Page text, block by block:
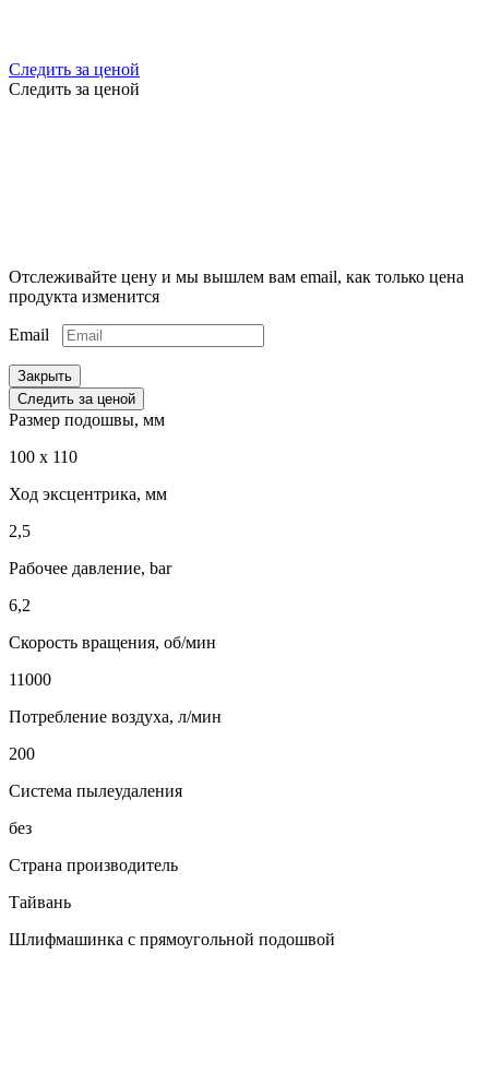
Следить за ценой
Следить за ценой
Отслеживайте цену и мы вышлем вам email, как только цена
продукта изменится
Email
Закрыть
Следить за ценой
Размер подошвы, мм
100 х 110
Ход эксцентрика, мм
2,5
Рабочее давление, bar
6,2
Скорость вращения, об/мин
11000
Потребление воздуха, л/мин
200
Система пылеудаления
без
Страна производитель
Тайвань
Шлифмашинка с прямоугольной подошвой